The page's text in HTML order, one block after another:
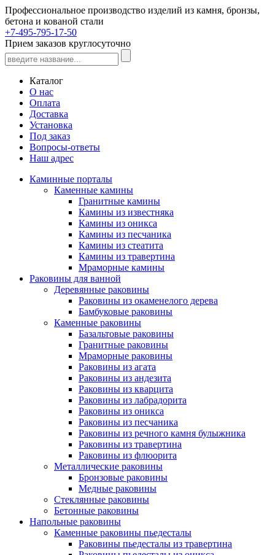
Профессиональное производство изделий из камня, бронзы,
бетона и кованой стали
+7-495-795-17-50
Прием заказов круглосуточно
Каталог
О нас
Оплата
Доставка
Установка
Под заказ
Вопросы-ответы
Наш адрес
Каминные порталы
Каменные камины
Гранитные камины
Камины из известняка
Камины из оникса
Камины из песчаника
Камины из стеатита
Камины из травертина
Мраморные камины
Раковины для ванной
Деревянные раковины
Раковины из окаменелого дерева
Бамбуковые раковины
Каменные раковины
Базальтовые раковины
Гранитные раковины
Мраморные раковины
Раковины из агата
Раковины из андезита
Раковины из кварцита
Раковины из лабрадорита
Раковины из оникса
Раковины из песчаника
Раковины из речного камня булыжника
Раковины из травертина
Раковины из флюорита
Металлические раковины
Бронзовые раковины
Медные раковины
Стеклянные раковины
Бетонные раковины
Напольные раковины
Каменные раковины пьедесталы
Раковины пьедесталы из травертина